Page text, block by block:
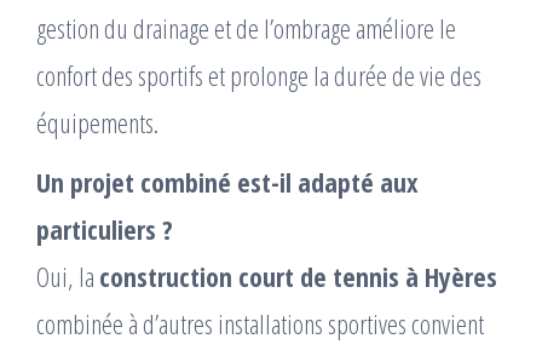
gestion du drainage et de l’ombrage améliore le
confort des sportifs et prolonge la durée de vie des
équipements.
Un projet combiné est-il adapté aux
particuliers ?
Oui, la construction court de tennis à Hyères
combinée à d’autres installations sportives convient